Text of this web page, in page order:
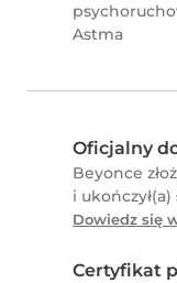
Astma
Oficjalny
Beyonce
i
Dowiedz się
Certyfikat